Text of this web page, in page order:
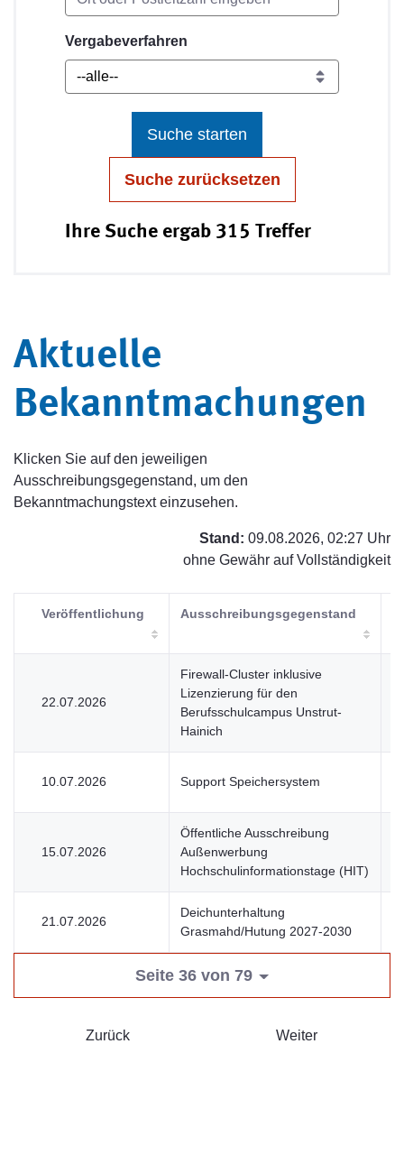
Vergabeverfahren
Suche starten
Suche zurücksetzen
Ihre Suche ergab 315 Treffer
Aktuelle
Bekanntmachungen
Klicken Sie auf den jeweiligen
Ausschreibungsgegenstand, um den
Bekanntmachungstext einzusehen.
Stand: 09.08.2026, 02:27 Uhr
ohne Gewähr auf Vollständigkeit
Veröffentlichung Ausschreibungsgegenstand
22.07.2026
Firewall-Cluster inklusive
Lizenzierung für den
Berufsschulcampus Unstrut-
Hainich
10.07.2026 Support Speichersystem
15.07.2026
Öffentliche Ausschreibung
Außenwerbung
Hochschulinformationstage (HIT)
21.07.2026
Deichunterhaltung
Grasmahd/Hutung 2027-2030
Seite 36 von 79
Zurück Weiter